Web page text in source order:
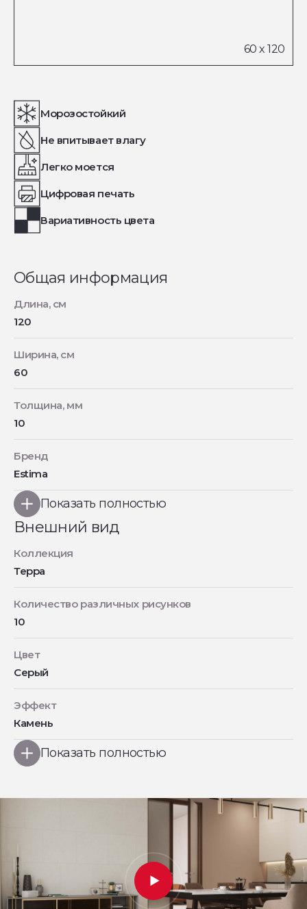
Морозостойкий
Не впитывает влагу
Легко моется
Цифровая печать
Вариативность цвета
Общая информация
Длина, см
120
Ширина, см
60
Толщина, мм
10
Бренд
Estima
Показать полностью
Внешний вид
Коллекция
Терра
Количество различных рисунков
10
Цвет
Серый
Эффект
Камень
Показать полностью